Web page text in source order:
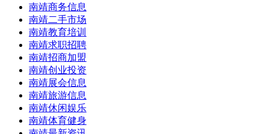
南靖商务信息
南靖二手市场
南靖教育培训
南靖求职招聘
南靖招商加盟
南靖创业投资
南靖展会信息
南靖旅游信息
南靖休闲娱乐
南靖体育健身